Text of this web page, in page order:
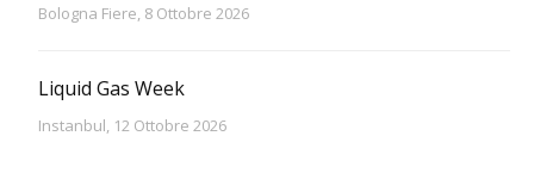
Bologna Fiere, 8 Ottobre 2026
Liquid Gas Week
Instanbul, 12 Ottobre 2026